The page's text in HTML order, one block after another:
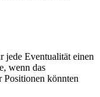
jede Eventualität einen
wenn das
Positionen könnten